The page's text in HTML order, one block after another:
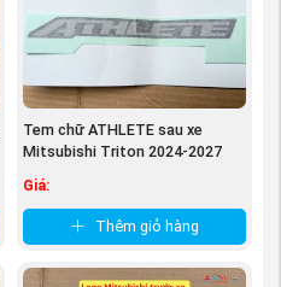
Tem chữ ATHLETE sau xe
Mitsubishi Triton 2024-2027
Giá:
Thêm giỏ hàng